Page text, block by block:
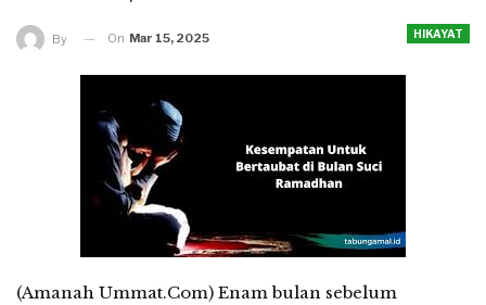
HIKAYAT
By On Mar 15, 2025
(Amanah Ummat.Com) Enam bulan sebelum